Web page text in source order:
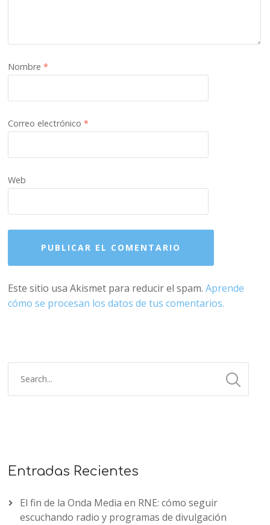
Nombre*
Correo electrónico*
Web
Este sitio usa Akismet para reducir el spam.Aprende
cómo se procesan los datos de tus comentarios.
Entradas Recientes
El fin de la Onda Media en RNE: cómo seguir
escuchando radio y programas de divulgación